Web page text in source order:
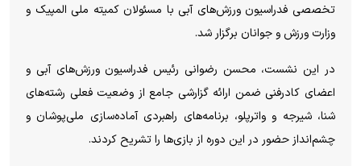
تخصصی فدراسیون ورزش‌های آبی با مسئولان کمیته ملی المپیک و
وزارت ورزش و جوانان برگزار شد.
در این نشست، محسن رضوانی رئیس فدراسیون ورزش‌های آبی و
اعضای کادرفنی ضمن ارائه گزارشی جامع از وضعیت فعلی رشته‌های
شنا، شیرجه و واترپلو، برنامه‌های راهبردی آماده‌سازی ملی‌پوشان و
چشم‌انداز حضور در این دوره از بازی‌ها را تشریح کردند.